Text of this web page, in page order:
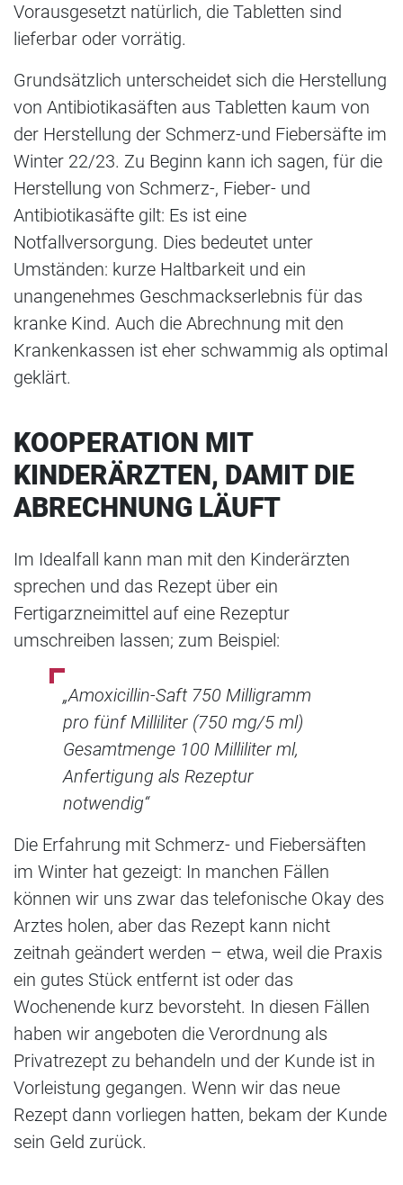
Vorausgesetzt natürlich, die Tabletten sind
lieferbar oder vorrätig.
Grundsätzlich unterscheidet sich die Herstellung
von Antibiotikasäften aus Tabletten kaum von
der Herstellung der Schmerz-und Fiebersäfte im
Winter 22/23. Zu Beginn kann ich sagen, für die
Herstellung von Schmerz-, Fieber- und
Antibiotikasäfte gilt: Es ist eine
Notfallversorgung. Dies bedeutet unter
Umständen: kurze Haltbarkeit und ein
unangenehmes Geschmackserlebnis für das
kranke Kind. Auch die Abrechnung mit den
Krankenkassen ist eher schwammig als optimal
geklärt.
KOOPERATION MIT
KINDERÄRZTEN, DAMIT DIE
ABRECHNUNG LÄUFT
Im Idealfall kann man mit den Kinderärzten
sprechen und das Rezept über ein
Fertigarzneimittel auf eine Rezeptur
umschreiben lassen; zum Beispiel:
„Amoxicillin-Saft 750 Milligramm
pro fünf Milliliter (750 mg/5 ml)
Gesamtmenge 100 Milliliter ml,
Anfertigung als Rezeptur
notwendig“
Die Erfahrung mit Schmerz- und Fiebersäften
im Winter hat gezeigt: In manchen Fällen
können wir uns zwar das telefonische Okay des
Arztes holen, aber das Rezept kann nicht
zeitnah geändert werden – etwa, weil die Praxis
ein gutes Stück entfernt ist oder das
Wochenende kurz bevorsteht. In diesen Fällen
haben wir angeboten die Verordnung als
Privatrezept zu behandeln und der Kunde ist in
Vorleistung gegangen. Wenn wir das neue
Rezept dann vorliegen hatten, bekam der Kunde
sein Geld zurück.